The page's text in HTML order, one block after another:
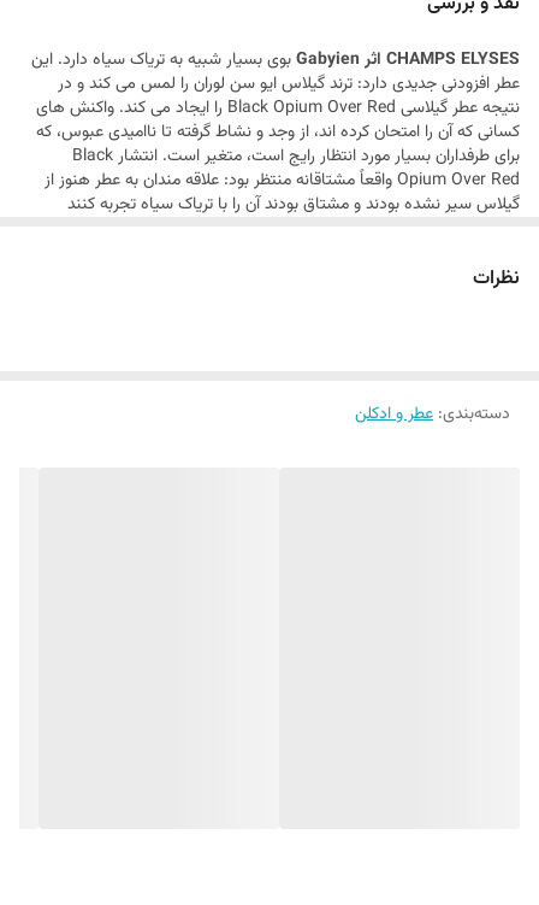
CHAMPS ELYSES اثر Gabyien
بوی بسیار شبیه به تریاک سیاه دارد. این
عطر افزودنی جدیدی دارد: ترند گیلاس ایو سن لوران را لمس می کند و در
نتیجه عطر گیلاسی Black Opium Over Red را ایجاد می کند. واکنش های
کسانی که آن را امتحان کرده اند، از وجد و نشاط گرفته تا ناامیدی عبوس، که
برای طرفداران بسیار مورد انتظار رایج است، متغیر است. انتشار Black
Opium Over Red واقعاً مشتاقانه منتظر بود: علاقه مندان به عطر هنوز از
گیلاس سیر نشده بودند و مشتاق بودند آن را با تریاک سیاه تجربه کنند
نظرات
دسته‌بندی: عطر و ادکلن